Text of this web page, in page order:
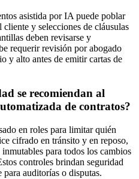
asistida por IA puede poblar
y selecciones de cláusulas
deben revisarse y
requerir revisión por abogado
y alto antes de emitir cartas de
se recomiendan al
de contratos?
en roles para limitar quién
cifrado en tránsito y en reposo,
para todos los cambios
controles brindan seguridad
auditorías o disputas.